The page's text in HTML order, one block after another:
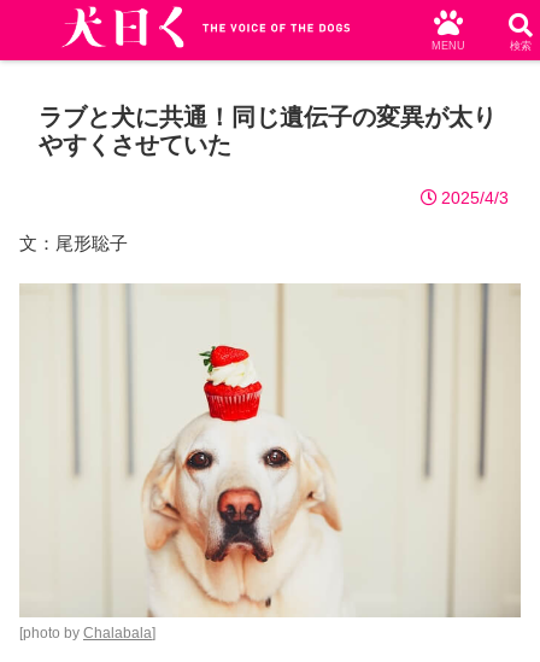
ラブと犬に共通！同じ遺伝子の変異が太り
やすくさせていた
2025/4/3
文：尾形聡子
[photo by Chalabala]
MENU 検索